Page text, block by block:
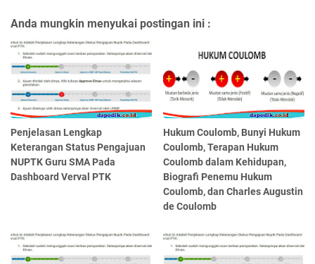
Anda mungkin menyukai postingan ini :
Penjelasan Lengkap
Keterangan Status Pengajuan
NUPTK Guru SMA Pada
Dashboard Verval PTK
Hukum Coulomb, Bunyi Hukum
Coulomb, Terapan Hukum
Coulomb dalam Kehidupan,
Biografi Penemu Hukum
Coulomb, dan Charles Augustin
de Coulomb